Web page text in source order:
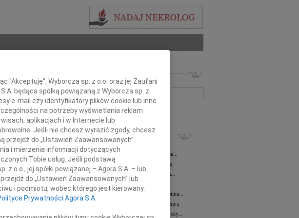
Imię i nazwisko lub numer ogłoszenia:
+ szukanie zaawansowane
INNE NEKROLOGI
Asia Kułakowska 07.08.2026
Asia Kułakowska 8 czerwca 1984 - 9 sierpnia...
Małgorzata Kościelska
Warszawa
Z żalem żegnam prof. Małgorzatę Kościelską...
Janusz Goetze
07.08.2026
Janusz Goetze adwokat 9 lat bez Ciebie Bożenna...
Wacława Stec-Myśliwska
Warszawa
W dniu 4 sierpnia 2026 roku zmarła przeżywszy...
"Akceptuję", Wyborcza sp. z o.o. oraz jej Zaufani
będąca spółką powiązaną z Wyborcza sp. z
e-mail czy identyfikatory plików cookie lub inne
na potrzeby wyświetlania reklam
aplikacjach i w Internecie lub
Jeśli nie chcesz wyrazić zgody, chcesz
do „Ustawień Zaawansowanych”.
i mierzenia informacji dotyczących
Tobie usług. Jeśli podstawą
o.o., jej spółki powiązanej – Agora S.A. – lub
do „Ustawień Zaawansowanych” lub
i podmiotu, wobec którego jest kierowany.
Prywatności Agora S.A.